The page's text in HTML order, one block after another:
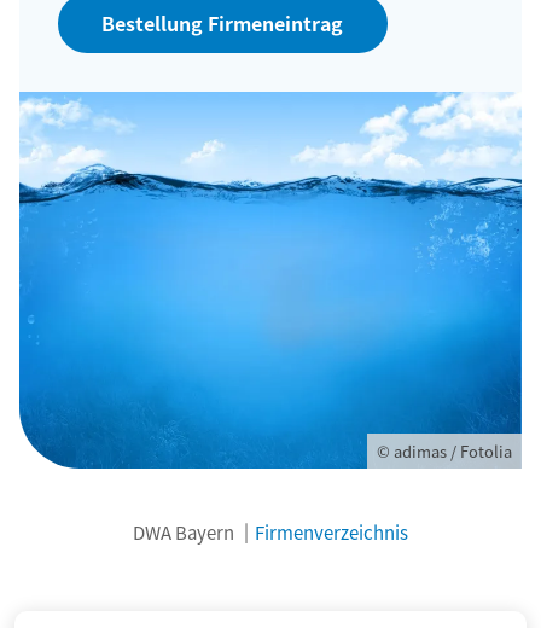
Bestellung Firmeneintrag
© adimas / Fotolia
DWA Bayern Firmenverzeichnis